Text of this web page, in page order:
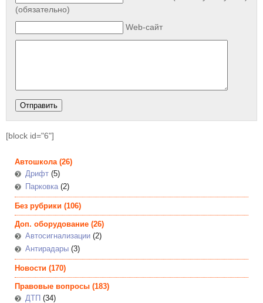
(обязательно)
Web-сайт
[block id="6"]
Автошкола(26)
Дрифт (5)
Парковка(2)
Без рубрики (106)
Доп. оборудование (26)
Автосигнализации (2)
Антирадары (3)
Новости (170)
Правовые вопросы (183)
ДТП (34)